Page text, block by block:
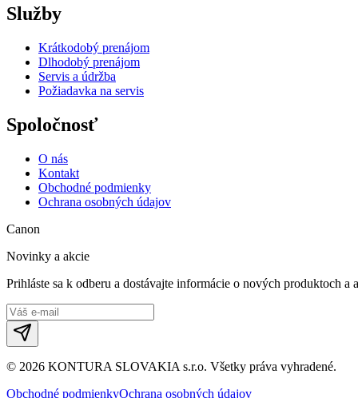
Služby
Krátkodobý prenájom
Dlhodobý prenájom
Servis a údržba
Požiadavka na servis
Spoločnosť
O nás
Kontakt
Obchodné podmienky
Ochrana osobných údajov
Canon
Novinky a akcie
Prihláste sa k odberu a dostávajte informácie o nových produktoch a
© 2026 KONTURA SLOVAKIA s.r.o. Všetky práva vyhradené.
Obchodné podmienkyOchrana osobných údajov